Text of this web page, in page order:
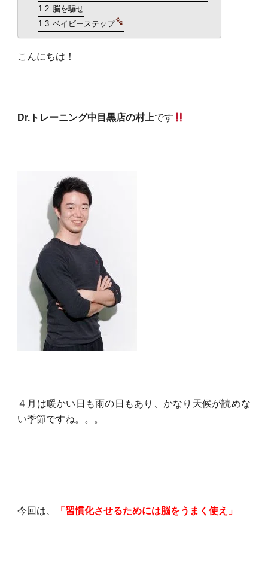
脳を騙せ
ベイビーステップ
こんにちは！
Dr.トレーニング中目黒店の村上です
４月は暖かい日も雨の日もあり、かなり天候が読めな
い季節ですね。。。
今回は、 「習慣化させるためには脳をうまく使え」
new